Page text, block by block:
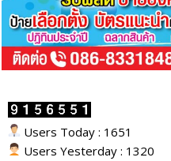
Users Today : 1651
Users Yesterday : 1320